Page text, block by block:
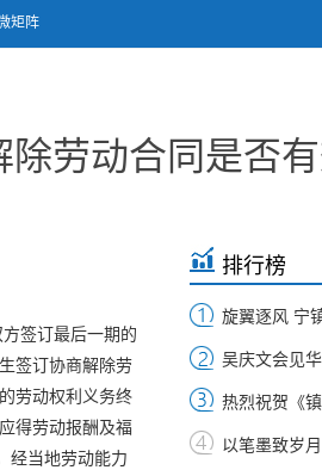
矩阵
劳动合同是否有
签订最后一期的
签订协商解除劳
劳动权利义务终
得劳动报酬及福
经当地劳动能力
排行榜
旋翼逐风 宁
吴庆文会见
热烈祝贺《
以笔墨致岁